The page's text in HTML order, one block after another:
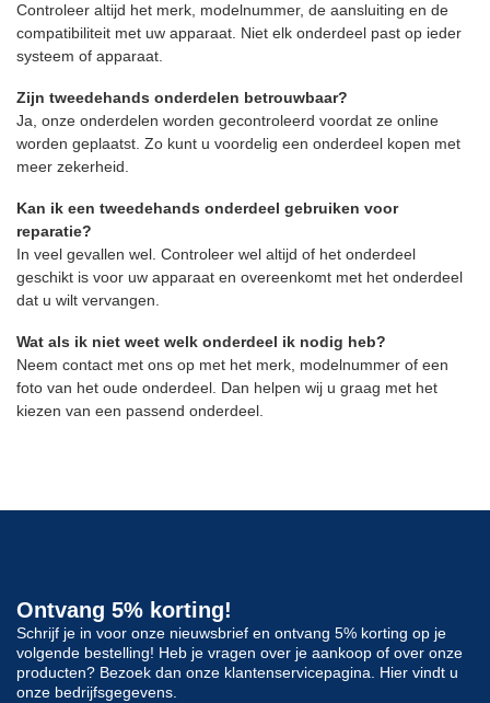
Controleer altijd het merk, modelnummer, de aansluiting en de
compatibiliteit met uw apparaat. Niet elk onderdeel past op ieder
systeem of apparaat.
Zijn tweedehands onderdelen betrouwbaar?
Ja, onze onderdelen worden gecontroleerd voordat ze online
worden geplaatst. Zo kunt u voordelig een onderdeel kopen met
meer zekerheid.
Kan ik een tweedehands onderdeel gebruiken voor
reparatie?
In veel gevallen wel. Controleer wel altijd of het onderdeel
geschikt is voor uw apparaat en overeenkomt met het onderdeel
dat u wilt vervangen.
Wat als ik niet weet welk onderdeel ik nodig heb?
Neem contact met ons op met het merk, modelnummer of een
foto van het oude onderdeel. Dan helpen wij u graag met het
kiezen van een passend onderdeel.
Ontvang 5% korting!
Schrijf je in voor onze nieuwsbrief en ontvang 5% korting op je
volgende bestelling! Heb je vragen over je aankoop of over onze
producten? Bezoek dan onze klantenservicepagina. Hier vindt u
onze bedrijfsgegevens.